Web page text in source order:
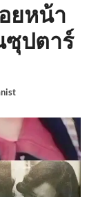
ยหน้า
ซุปตาร์